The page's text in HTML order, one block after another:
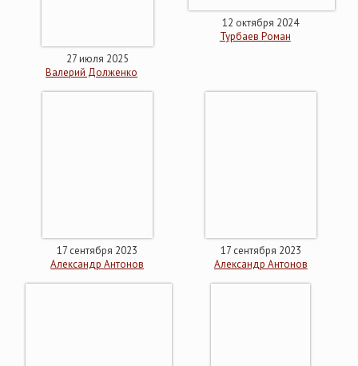
27 июля 2025
Валерий Долженко
12 октября 2024
Турбаев Роман
17 сентября 2023
Александр Антонов
17 сентября 2023
Александр Антонов